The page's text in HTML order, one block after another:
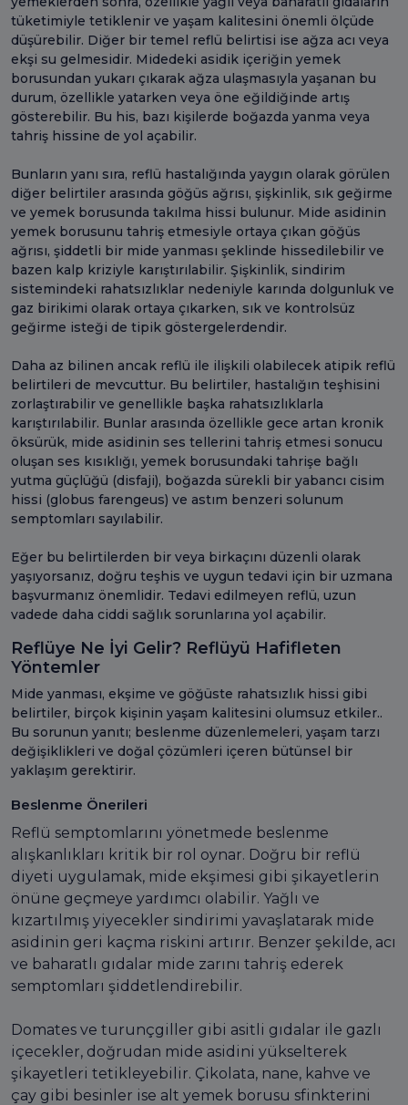
tüketimiyle tetiklenir ve yaşam kalitesini önemli ölçüde
düşürebilir. Diğer bir temel reflü belirtisi ise ağza acı veya
ekşi su gelmesidir. Midedeki asidik içeriğin yemek
borusundan yukarı çıkarak ağza ulaşmasıyla yaşanan bu
durum, özellikle yatarken veya öne eğildiğinde artış
gösterebilir. Bu his, bazı kişilerde boğazda yanma veya
tahriş hissine de yol açabilir.
Bunların yanı sıra, reflü hastalığında yaygın olarak görülen
diğer belirtiler arasında göğüs ağrısı, şişkinlik, sık geğirme
ve yemek borusunda takılma hissi bulunur. Mide asidinin
yemek borusunu tahriş etmesiyle ortaya çıkan göğüs
ağrısı, şiddetli bir mide yanması şeklinde hissedilebilir ve
bazen kalp kriziyle karıştırılabilir. Şişkinlik, sindirim
sistemindeki rahatsızlıklar nedeniyle karında dolgunluk ve
gaz birikimi olarak ortaya çıkarken, sık ve kontrolsüz
geğirme isteği de tipik göstergelerdendir.
Daha az bilinen ancak reflü ile ilişkili olabilecek atipik reflü
belirtileri de mevcuttur. Bu belirtiler, hastalığın teşhisini
zorlaştırabilir ve genellikle başka rahatsızlıklarla
karıştırılabilir. Bunlar arasında özellikle gece artan kronik
öksürük, mide asidinin ses tellerini tahriş etmesi sonucu
oluşan ses kısıklığı, yemek borusundaki tahrişe bağlı
yutma güçlüğü (disfaji), boğazda sürekli bir yabancı cisim
hissi (globus farengeus) ve astım benzeri solunum
semptomları sayılabilir.
Eğer bu belirtilerden bir veya birkaçını düzenli olarak
yaşıyorsanız, doğru teşhis ve uygun tedavi için bir uzmana
başvurmanız önemlidir. Tedavi edilmeyen reflü, uzun
vadede daha ciddi sağlık sorunlarına yol açabilir.
Reflüye Ne İyi Gelir? Reflüyü Hafifleten
Yöntemler
Mide yanması, ekşime ve göğüste rahatsızlık hissi gibi
belirtiler, birçok kişinin yaşam kalitesini olumsuz etkiler..
Bu sorunun yanıtı; beslenme düzenlemeleri, yaşam tarzı
değişiklikleri ve doğal çözümleri içeren bütünsel bir
yaklaşım gerektirir.
Beslenme Önerileri
Reflü semptomlarını yönetmede beslenme
alışkanlıkları kritik bir rol oynar. Doğru bir reflü
diyeti uygulamak, mide ekşimesi gibi şikayetlerin
önüne geçmeye yardımcı olabilir. Yağlı ve
kızartılmış yiyecekler sindirimi yavaşlatarak mide
asidinin geri kaçma riskini artırır. Benzer şekilde, acı
ve baharatlı gıdalar mide zarını tahriş ederek
semptomları şiddetlendirebilir.
Domates ve turunçgiller gibi asitli gıdalar ile gazlı
içecekler, doğrudan mide asidini yükselterek
şikayetleri tetikleyebilir. Çikolata, nane, kahve ve
çay gibi besinler ise alt yemek borusu sfinkterini